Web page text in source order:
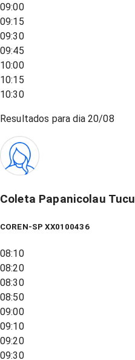
09:00
09:15
09:30
09:45
10:00
10:15
10:30
Resultados para dia20/08
Coleta Papanicolau Tucu
COREN-SP XX0100436
08:10
08:20
08:30
08:50
09:00
09:10
09:20
09:30